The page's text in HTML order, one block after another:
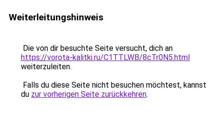
Weiterleitungshinweis
Die von dir besuchte Seite versucht, dich an
https://vorota-kalitki.ru/C1TTLWB/8cTr0N5.html
weiterzuleiten.
Falls du diese Seite nicht besuchen möchtest, kannst
du zur vorherigen Seite zurückkehren.